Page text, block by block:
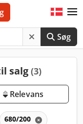
Søg
salg (3)
Relevans
680/200